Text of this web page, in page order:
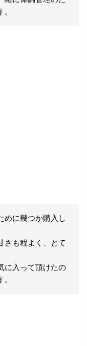
めに幾つか購入し
さも程よく、とて
に入って頂けたの